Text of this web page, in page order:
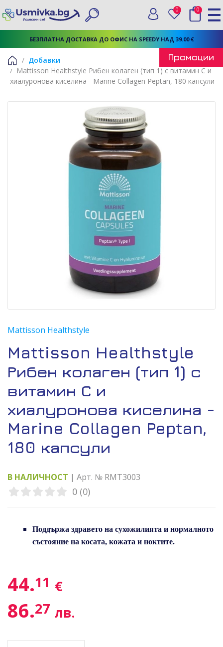
БЕЗПЛАТНА ДОСТАВКА ДО ОФИС НА SPEEDY НАД 39.00 €
Търси
Вход
0 Любими
0
Начало
Добавки
Mattisson Healthstyle Рибен колаген (тип 1) с витамин С и
хиалуронова киселина - Marine Collagen Peptan, 180 капсули
Mattisson Healthstyle
Mattisson Healthstyle
Рибен колаген (тип 1) с
витамин С и
хиалуронова киселина -
Marine Collagen Peptan,
180 капсули
В НАЛИЧНОСТ | Арт. № RMT3003
0 (0)
Поддържа здравето на сухожилията и нормалното
състояние на косата, кожата и ноктите.
44.11 €
86.27 лв.
Промоции